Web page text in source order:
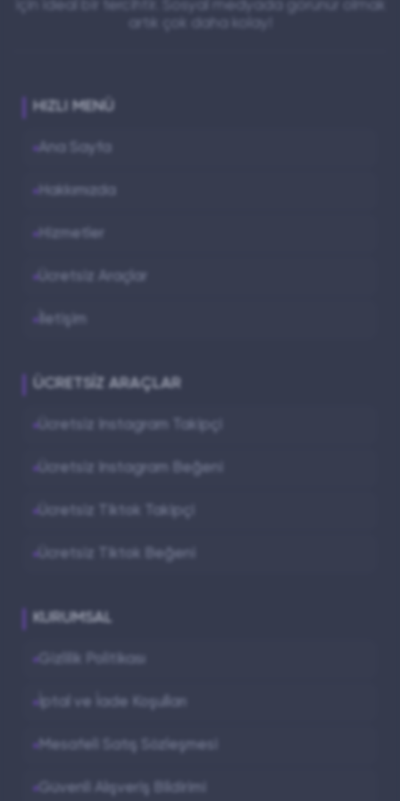
HIZLI MENÜ
Ana Sayfa
Hizmetler
Ücretsiz Araçlar
İletişim
ÜCRETSIZ ARAÇLAR
Ücretsiz Instagram Takipçi
Ücretsiz Instagram Beğeni
Ücretsiz Tiktok Takipçi
Ücretsiz Tiktok Beğeni
KURUMSAL
Gizlilik Politikası
İptal ve İade Koşulları
Mesafeli Satış Sözleşmesi
Güvenli Alışveriş Bildirimi